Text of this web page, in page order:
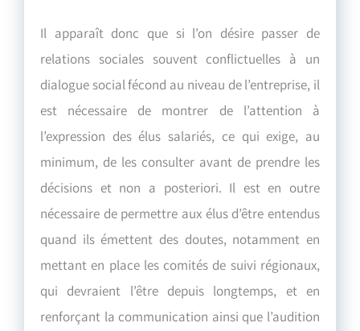
Il apparaît donc que si l’on désire passer de
relations sociales souvent conflictuelles à un
dialogue social fécond au niveau de l’entreprise, il
est nécessaire de montrer de l’attention à
l’expression des élus salariés, ce qui exige, au
minimum, de les consulter avant de prendre les
décisions et non a posteriori. Il est en outre
nécessaire de permettre aux élus d’être entendus
quand ils émettent des doutes, notamment en
mettant en place les comités de suivi régionaux,
qui devraient l’être depuis longtemps, et en
renforçant la communication ainsi que l’audition